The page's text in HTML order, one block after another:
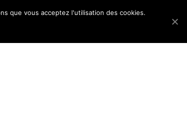
que vous acceptez l'utilisation des cookies.